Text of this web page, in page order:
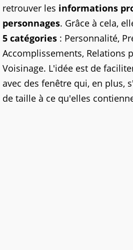
retrouver les informations
personnages. Grâce à cela,
5 catégories : Personnalité,
Accomplissements, Relations
Voisinage. L'idée est de
avec des fenêtre qui, en plus,
de taille à ce qu'elles